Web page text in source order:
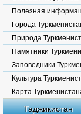
Полезная
Города
Природа
Памятники
Заповедники
Культура
Карта
Таджикистан